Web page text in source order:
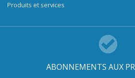
Produits et services
ABONNEMENTS AUX